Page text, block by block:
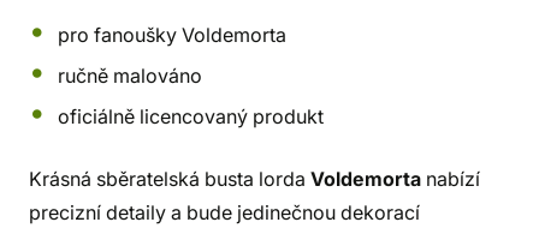
pro fanoušky Voldemorta
ručně malováno
oficiálně licencovaný produkt
Krásná sběratelská busta lorda Voldemorta nabízí
precizní detaily a bude jedinečnou dekorací